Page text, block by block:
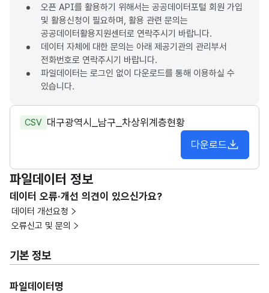
오픈 API를 활용하기 위해서는 공공데이터포털 회원 가입
및 활용신청이 필요하며, 활용 관련 문의는
공공데이터활용지원센터로 연락주시기 바랍니다.
데이터 자체에 대한 문의는 아래 제공기관의 관리부서
전화번호로 연락주시기 바랍니다.
파일데이터는 로그인 없이 다운로드를 통해 이용하실 수
있습니다.
CSV 대구광역시_남구_차상위계층현황
다운로드
파일데이터 정보
데이터 오류·개선 의견이 있으신가요?
데이터 개선요청
오류신고 및 문의
기본 정보
파일데이터명